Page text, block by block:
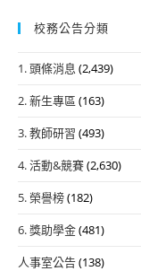
校務公告分類
1. 頭條消息 (2,439)
2. 新生專區 (163)
3. 教師研習 (493)
4. 活動&競賽(2,630)
5. 榮譽榜(182)
6. 獎助學金(481)
人事室公告(138)